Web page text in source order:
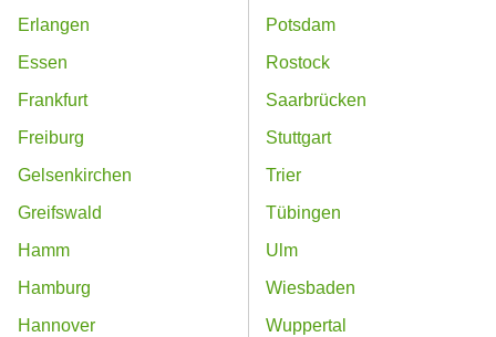
Erlangen
Essen
Frankfurt
Freiburg
Gelsenkirchen
Greifswald
Hamm
Hamburg
Hannover
Potsdam
Rostock
Saarbrücken
Stuttgart
Trier
Tübingen
Ulm
Wiesbaden
Wuppertal